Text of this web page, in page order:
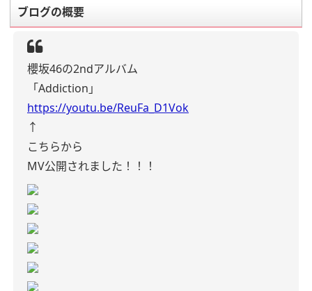
ブログの概要
櫻坂46の2ndアルバム
「Addiction」
https://youtu.be/ReuFa_D1Vok
↑
こちらから
MV公開されました！！！